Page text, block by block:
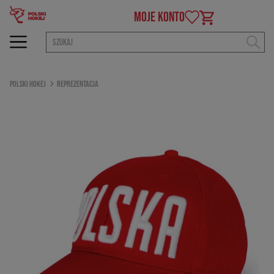
MOJE KONTO
Polski Hokej Reprezentacja